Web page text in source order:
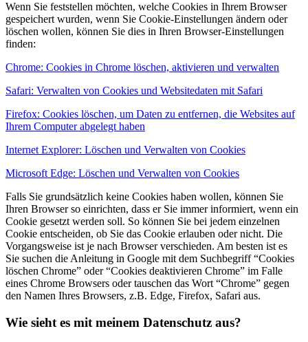
Wenn Sie feststellen möchten, welche Cookies in Ihrem Browser
gespeichert wurden, wenn Sie Cookie-Einstellungen ändern oder
löschen wollen, können Sie dies in Ihren Browser-Einstellungen
finden:
Chrome: Cookies in Chrome löschen, aktivieren und verwalten
Safari: Verwalten von Cookies und Websitedaten mit Safari
Firefox: Cookies löschen, um Daten zu entfernen, die Websites auf
Ihrem Computer abgelegt haben
Internet Explorer: Löschen und Verwalten von Cookies
Microsoft Edge: Löschen und Verwalten von Cookies
Falls Sie grundsätzlich keine Cookies haben wollen, können Sie
Ihren Browser so einrichten, dass er Sie immer informiert, wenn ein
Cookie gesetzt werden soll. So können Sie bei jedem einzelnen
Cookie entscheiden, ob Sie das Cookie erlauben oder nicht. Die
Vorgangsweise ist je nach Browser verschieden. Am besten ist es
Sie suchen die Anleitung in Google mit dem Suchbegriff “Cookies
löschen Chrome” oder “Cookies deaktivieren Chrome” im Falle
eines Chrome Browsers oder tauschen das Wort “Chrome” gegen
den Namen Ihres Browsers, z.B. Edge, Firefox, Safari aus.
Wie sieht es mit meinem Datenschutz aus?